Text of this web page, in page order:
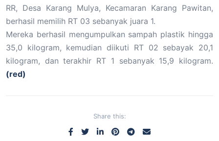
RR, Desa Karang Mulya, Kecamaran Karang Pawitan,
berhasil memilih RT 03 sebanyak juara 1.
Mereka berhasil mengumpulkan sampah plastik hingga
35,0 kilogram, kemudian diikuti RT 02 sebayak 20,1
kilogram, dan terakhir RT 1 sebanyak 15,9 kilogram.
(red)
Share this: